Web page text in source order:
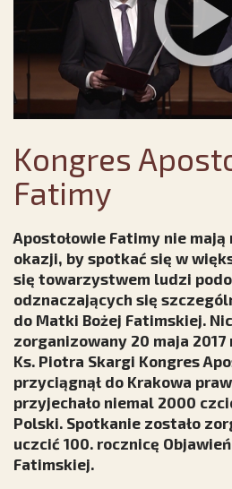
Kongres
Fatimy
Apostołowie Fatimy nie
okazji, by spotkać się w
się towarzystwem ludzi
odznaczających się
do Matki Bożej Fatimskiej.
zorganizowany 20 maja
Ks. Piotra Skargi Kongres
przyciągnął do Krakowa
przyjechało niemal 2000
Polski. Spotkanie zostało
uczcić 100. rocznicę
Fatimskiej.